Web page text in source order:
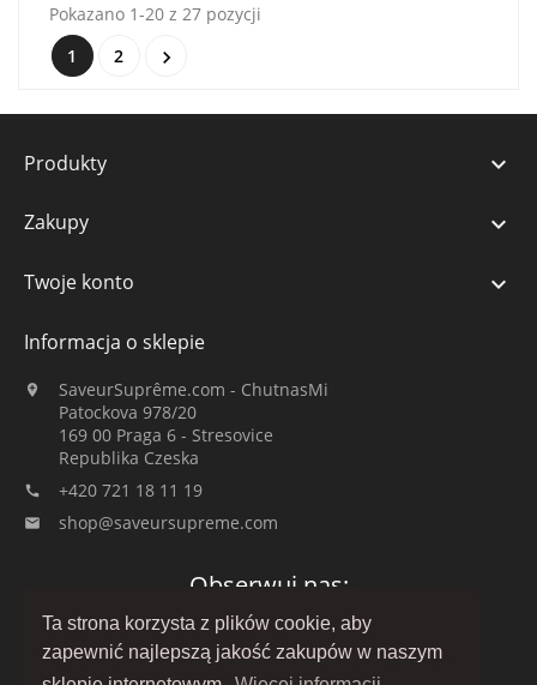
Ta strona korzysta z plików cookie, aby
zapewnić najlepszą jakość zakupów w naszym
Pokazano 1-20 z 27 pozycji
1
2 
Produkty 
Zakupy 
Twoje konto 
Informacja o sklepie

SaveurSuprême.com - ChutnasMi
Patockova 978/20
169 00 Praga 6 - Stresovice
Republika Czeska
 +420 721 18 11 19
 shop@saveursupreme.com
Obserwuj nas: